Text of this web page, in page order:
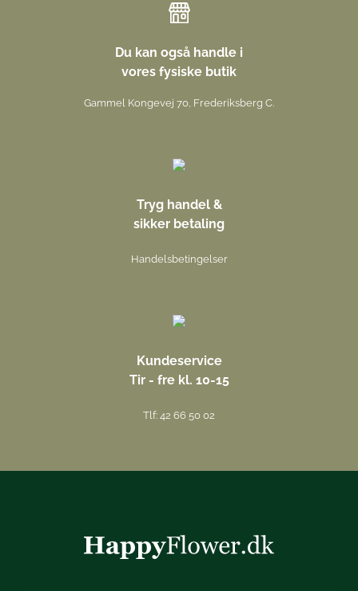
Du kan også handle i
vores fysiske butik
Gammel Kongevej 70, Frederiksberg C.
Tryg handel &
sikker betaling
Handelsbetingelser
Kundeservice
Tir - fre kl. 10-15
Tlf: 42 66 50 02